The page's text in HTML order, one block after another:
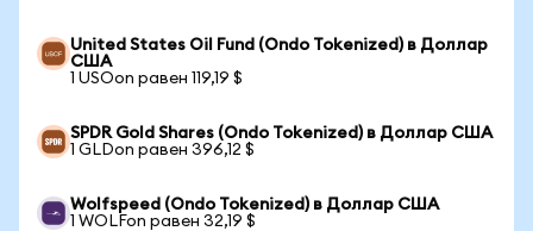
United States Oil Fund (Ondo Tokenized) в Доллар
США
1 USOon равен 119,19 $
SPDR Gold Shares (Ondo Tokenized) в Доллар США
1 GLDon равен 396,12 $
Wolfspeed (Ondo Tokenized) в Доллар США
1 WOLFon равен 32,19 $